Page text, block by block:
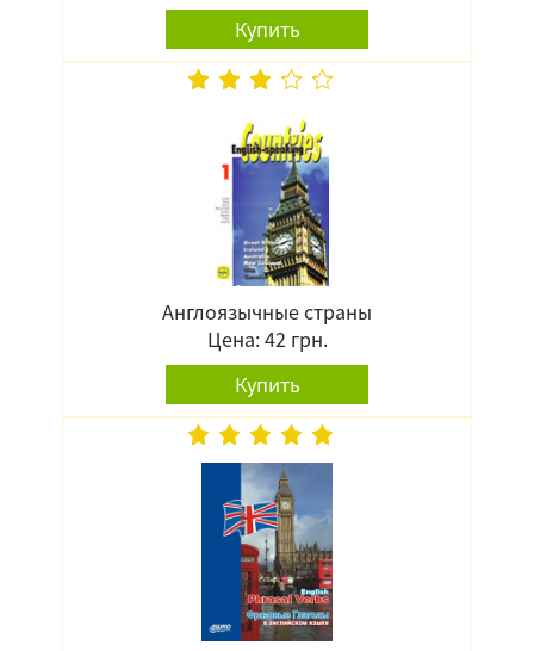
Купить
Англоязычные страны
Цена: 42 грн.
Купить